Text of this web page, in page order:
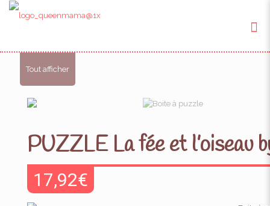
Tout afficher
PUZZLE La fée et l’oiseau
17,92€